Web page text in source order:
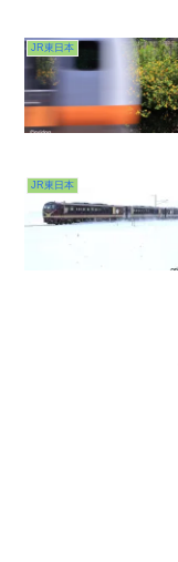
JR東日本
JR東日本